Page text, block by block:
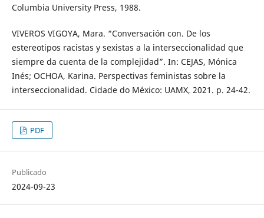
Columbia University Press, 1988.
VIVEROS VIGOYA, Mara. “Conversación con. De los
estereotipos racistas y sexistas a la interseccionalidad que
siempre da cuenta de la complejidad”. In: CEJAS, Mónica
Inés; OCHOA, Karina. Perspectivas feministas sobre la
interseccionalidad. Cidade do México: UAMX, 2021. p. 24-42.
PDF
Publicado
2024-09-23